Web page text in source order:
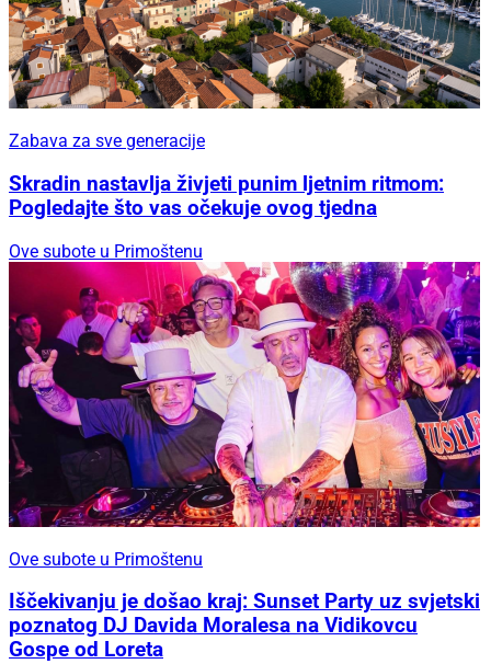
Zabava za sve generacije
Skradin nastavlja živjeti punim ljetnim ritmom:
Pogledajte što vas očekuje ovog tjedna
Ove subote u Primoštenu
Ove subote u Primoštenu
Iščekivanju je došao kraj: Sunset Party uz svjetski
poznatog DJ Davida Moralesa na Vidikovcu
Gospe od Loreta